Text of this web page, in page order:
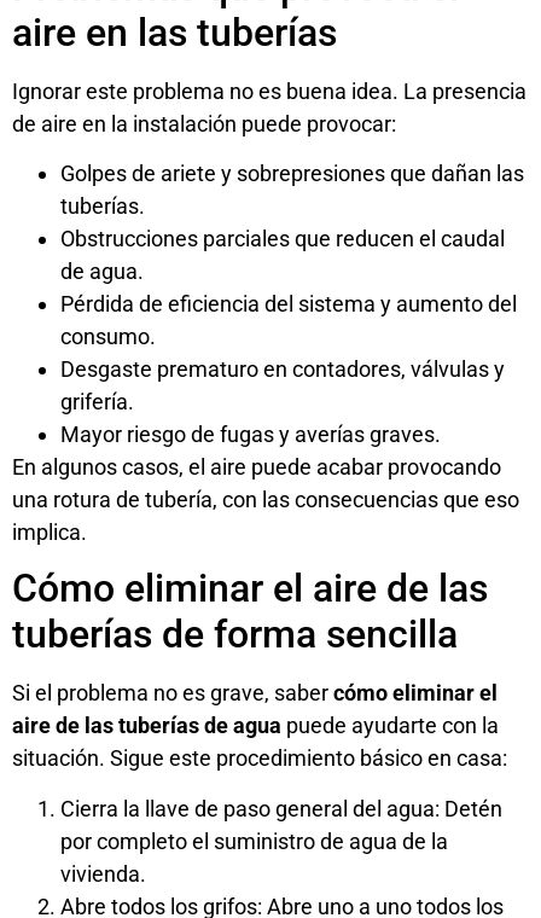
aire en las tuberías
Ignorar este problema no es buena idea. La presencia
de aire en la instalación puede provocar:
Golpes de ariete y sobrepresiones que dañan las
tuberías.
Obstrucciones parciales que reducen el caudal
de agua.
Pérdida de eficiencia del sistema y aumento del
consumo.
Desgaste prematuro en contadores, válvulas y
grifería.
Mayor riesgo de fugas y averías graves.
En algunos casos, el aire puede acabar provocando
una rotura de tubería, con las consecuencias que eso
implica.
Cómo eliminar el aire de las
tuberías de forma sencilla
Si el problema no es grave, sabercómo eliminar el
aire de las tuberías de agua puede ayudarte con la
situación. Sigue este procedimiento básico en casa:
Cierra la llave de paso general del agua: Detén
por completo el suministro de agua de la
vivienda.
Abre todos los grifos: Abre uno a uno todos los